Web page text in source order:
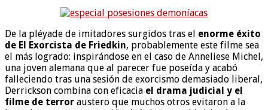
De la pléyade de imitadores surgidos tras el enorme éxito
de El Exorcista de Friedkin, probablemente este filme sea
el más logrado: inspirándose en el caso de Anneliese Michel,
una joven alemana que al parecer fue poseída y acabó
falleciendo tras una sesión de exorcismo demasiado liberal,
Derrickson combina con eficacia el drama judicial y el
filme de terror austero que muchos otros evitaron a la